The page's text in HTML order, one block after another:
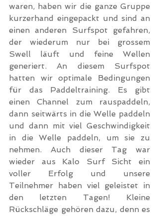
waren, haben wir die ganze Gruppe
kurzerhand eingepackt und sind an
einen anderen Surfspot gefahren,
der wiederum nur bei grossem
Swell läuft und feine Wellen
generiert. An diesem Surfspot
hatten wir optimale Bedingungen
für das Paddeltraining. Es gibt
einen Channel zum rauspaddeln,
dann seitwärts in die Welle paddeln
und dann mit viel Geschwindigkeit
in die Welle paddeln, um sie zu
nehmen. Auch dieser Tag war
wieder aus Kalo Surf Sicht ein
voller Erfolg und unsere
Teilnehmer haben viel geleistet in
den letzten Tagen! Kleine
Rückschläge gehören dazu, denn es